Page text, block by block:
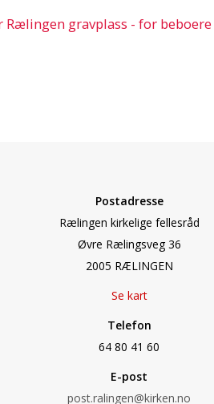
Rælingen gravplass - for
Postadresse
Rælingen kirkelige fellesråd
Øvre Rælingsveg 36
2005 RÆLINGEN
Se kart
Telefon
64 80 41 60
E-post
post.ralingen@kirken.no